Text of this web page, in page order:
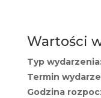
Wartości
Typ
Termin
Godzina